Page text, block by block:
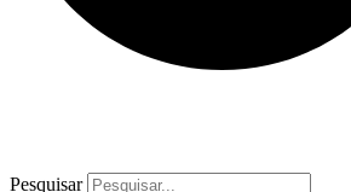
Pesquisar